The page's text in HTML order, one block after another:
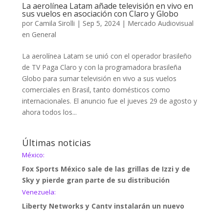
La aerolínea Latam añade televisión en vivo en
sus vuelos en asociación con Claro y Globo
por Camila Sirolli | Sep 5, 2024| Mercado Audiovisual
en General
La aerolínea Latam se unió con el operador brasileño
de TV Paga Claro y con la programadora brasileña
Globo para sumar televisión en vivo a sus vuelos
comerciales en Brasil, tanto domésticos como
internacionales. El anuncio fue el jueves 29 de agosto y
ahora todos los...
Últimas noticias
México:
Fox Sports México sale de las grillas de Izzi y de
Sky y pierde gran parte de su distribución
Venezuela:
Liberty Networks y Cantv instalarán un nuevo